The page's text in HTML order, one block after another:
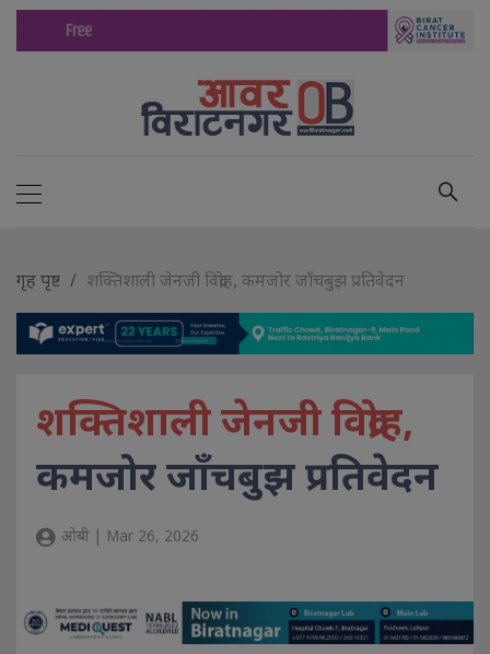
गृह पृष्ट शक्तिशाली जेनजी विद्रोह, कमजोर जाँचबुझ प्रतिवेदन
शक्तिशाली जेनजी विद्रोह,
कमजोर जाँचबुझ प्रतिवेदन
ओबी | Mar 26, 2026